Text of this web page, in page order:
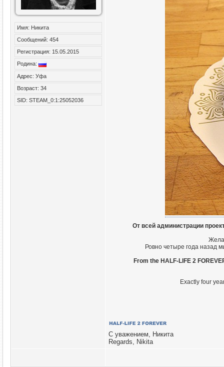
Имя: Никита
Сообщений: 454
Регистрация: 15.05.2015
Родина:
Адрес: Уфа
Возраст: 34
SID: STEAM_0:1:25052036
От всей администрации
Ровно четыре года назад
From the HALF-LIFE 2
Exactly four
С уважением, Никита
Regards, Nikita